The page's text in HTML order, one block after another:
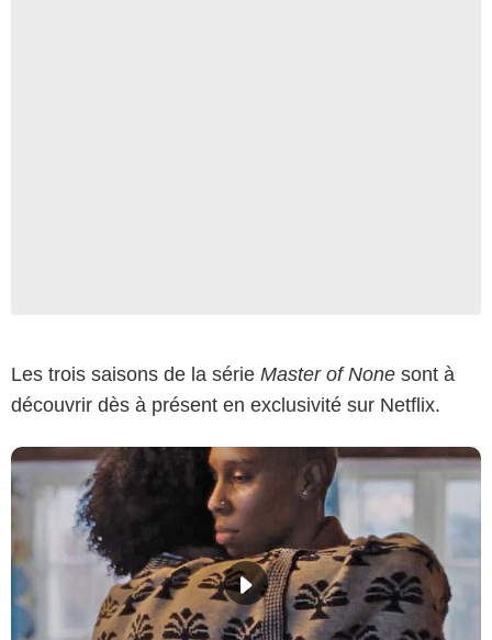
Les trois saisons de la série Master of None sont à
découvrir dès à présent en exclusivité sur Netflix.